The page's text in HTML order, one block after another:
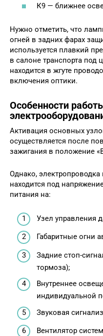
К9 — ближнее
Нужно отметить, что
огней в задних фарах
используется плавкий
в салоне транспорта под
находится в жгуте
включения оптики.
Особенности
Активация основных
осуществляется после
зажигания в положение
Однако,
находится под
питания на:
Узел управления
Габаритные огни
Задние стоп-
тормоза);
Внутреннее
индивидуальной
Звуковая
Вентилятор